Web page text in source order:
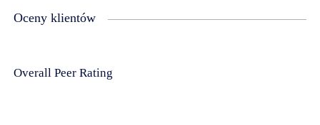
Oceny klientów
Overall Peer Rating